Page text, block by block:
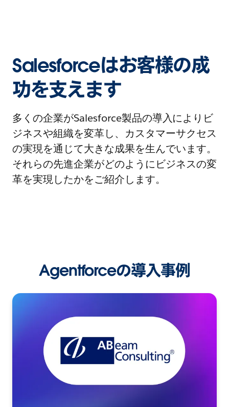
Salesforceはお客様の成
功を支えます
多くの企業がSalesforce製品の導入によりビ
ジネスや組織を変革し、カスタマーサクセス
の実現を通じて大きな成果を生んでいます。
それらの先進企業がどのようにビジネスの変
革を実現したかをご紹介します。
Agentforceの導入事例